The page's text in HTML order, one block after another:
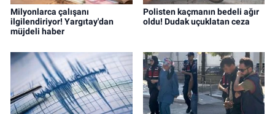
Milyonlarca çalışanı
ilgilendiriyor! Yargıtay'dan
müjdeli haber
Polisten kaçmanın bedeli ağır
oldu! Dudak uçuklatan ceza